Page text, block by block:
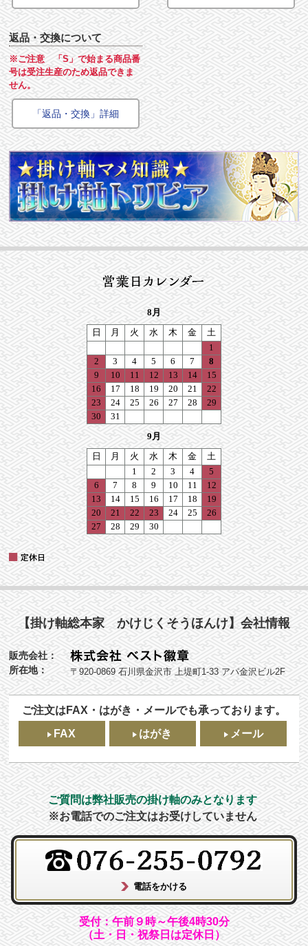
返品・交換について
※ご注意 「S」で始まる商品番
号は受注生産のため返品できま
せん。
「返品・交換」詳細
【掛け軸総本家 かけじくそうほんけ】会社情報
販売会社：
所在地：
〒920-0869 石川県金沢市 上堤町1-33 アパ金沢ビル2F
ご注文はFAX・はがき・メールでも承っております。
FAX
はがき メール
ご質問は弊社販売の掛け軸のみとなります
※お電話でのご注文はお受けしていません
受付：午前９時～午後4時30分
（土・日・祝祭日は定休日）